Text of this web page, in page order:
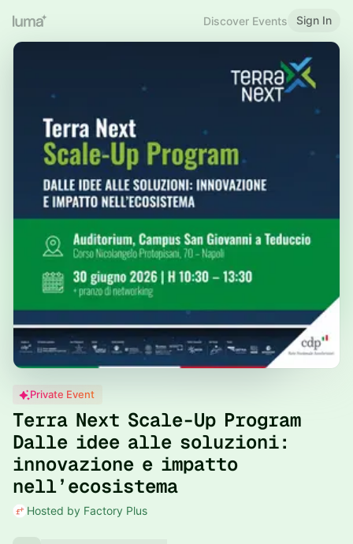
Discover Events Sign In
Private Event
Terra Next Scale-Up Program
Dalle idee alle soluzioni:
innovazione e impatto
nell’ecosistema
Hosted by Factory Plus